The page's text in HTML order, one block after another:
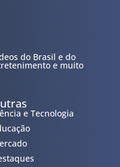
do Brasil e do
e muito
e Tecnologia